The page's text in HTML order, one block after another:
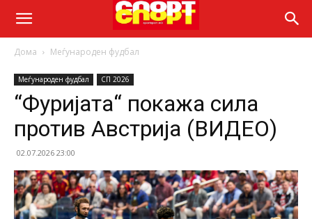
Дома Меѓународен фудбал
Меѓународен фудбал СП 2026
“Фуријата“ покажа сила
против Австрија (ВИДЕО)
02.07.2026 23:00